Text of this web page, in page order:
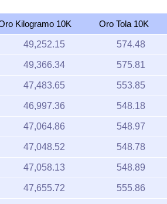
49,252.15 574.48
49,366.34 575.81
47,483.65 553.85
46,997.36 548.18
47,064.86 548.97
47,048.52 548.78
47,058.13 548.89
47,655.72 555.86
47,628.42 555.54